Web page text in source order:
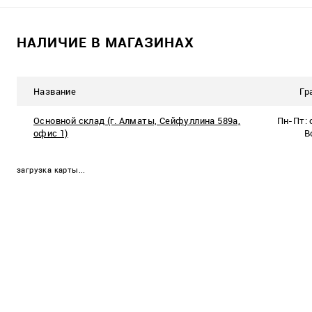
В избранное
В
НАЛИЧИЕ В МАГАЗИНАХ
Название
Основной склад (г. Алматы, Сейфуллина 589а,
офис 1)
Пн-Пт:
загрузка карты...